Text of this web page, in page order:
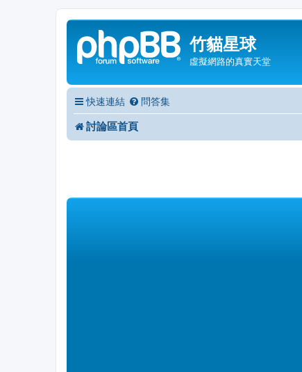
竹貓星球
虛擬網路的真實天堂
快速連結 問答集
討論區首頁